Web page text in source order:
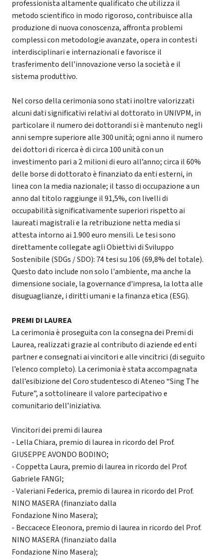
professionista altamente qualificato che utilizza il
metodo scientifico in modo rigoroso, contribuisce alla
produzione di nuova conoscenza, affronta problemi
complessi con metodologie avanzate, opera in contesti
interdisciplinari e internazionali e favorisce il
trasferimento dell’innovazione verso la società e il
sistema produttivo.
Nel corso della cerimonia sono stati inoltre valorizzati
alcuni dati significativi relativi al dottorato in UNIVPM, in
particolare il numero dei dottorandi si è mantenuto negli
anni sempre superiore alle 300 unità; ogni anno il numero
dei dottori di ricerca è di circa 100 unità con un
investimento pari a 2 milioni di euro all’anno; circa il 60%
delle borse di dottorato è finanziato da enti esterni, in
linea con la media nazionale; il tasso di occupazione a un
anno dal titolo raggiunge il 91,5%, con livelli di
occupabilità significativamente superiori rispetto ai
laureati magistrali e la retribuzione netta media si
attesta intorno ai 1.900 euro mensili. Le tesi sono
direttamente collegate agli Obiettivi di Sviluppo
Sostenibile (SDGs / SDO): 74 tesi su 106 (69,8% del totale).
Questo dato include non solo l'ambiente, ma anche la
dimensione sociale, la governance d'impresa, la lotta alle
disuguaglianze, i diritti umani e la finanza etica (ESG).
PREMI DI LAUREA
La cerimonia è proseguita con la consegna dei Premi di
Laurea, realizzati grazie al contributo di aziende ed enti
partner e consegnati ai vincitori e alle vincitrici (di seguito
l’elenco completo). La cerimonia è stata accompagnata
dall’esibizione del Coro studentesco di Ateneo “Sing The
Future”, a sottolineare il valore partecipativo e
comunitario dell’iniziativa.
Vincitori dei premi di laurea
- Lella Chiara, premio di laurea in ricordo del Prof.
GIUSEPPE AVONDO BODINO;
- Coppetta Laura, premio di laurea in ricordo del Prof.
Gabriele FANGI;
- Valeriani Federica, premio di laurea in ricordo del Prof.
NINO MASERA (finanziato dalla
Fondazione Nino Masera);
- Beccacece Eleonora, premio di laurea in ricordo del Prof.
NINO MASERA (finanziato dalla
Fondazione Nino Masera);